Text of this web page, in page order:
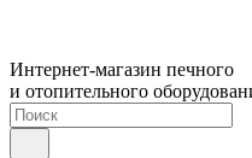
Интернет-магазин печного
и отопительного